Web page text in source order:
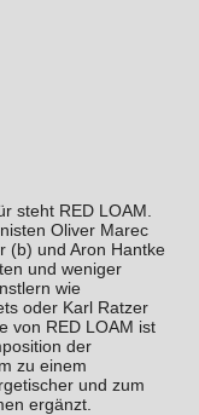
steht RED LOAM.
Oliver Marec
(b) und Aron Hantke
und weniger
wie
oder Karl Ratzer
von RED LOAM ist
der
zu einem
und zum
ergänzt.